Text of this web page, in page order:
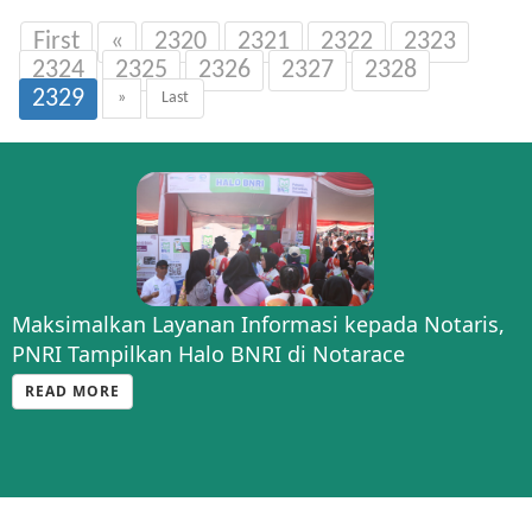
First « 2320 2321 2322
2323
2324
2325 2326 2327
2328
2329
» Last
Maksimalkan Layanan Informasi kepada Notaris,
PNRI Tampilkan Halo BNRI di Notarace
READ MORE